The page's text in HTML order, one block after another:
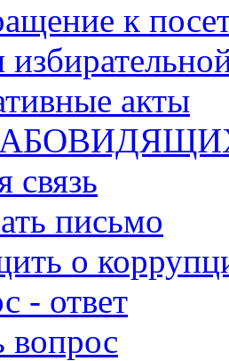
к
акты
связь
письмо
о
- ответ
вопрос